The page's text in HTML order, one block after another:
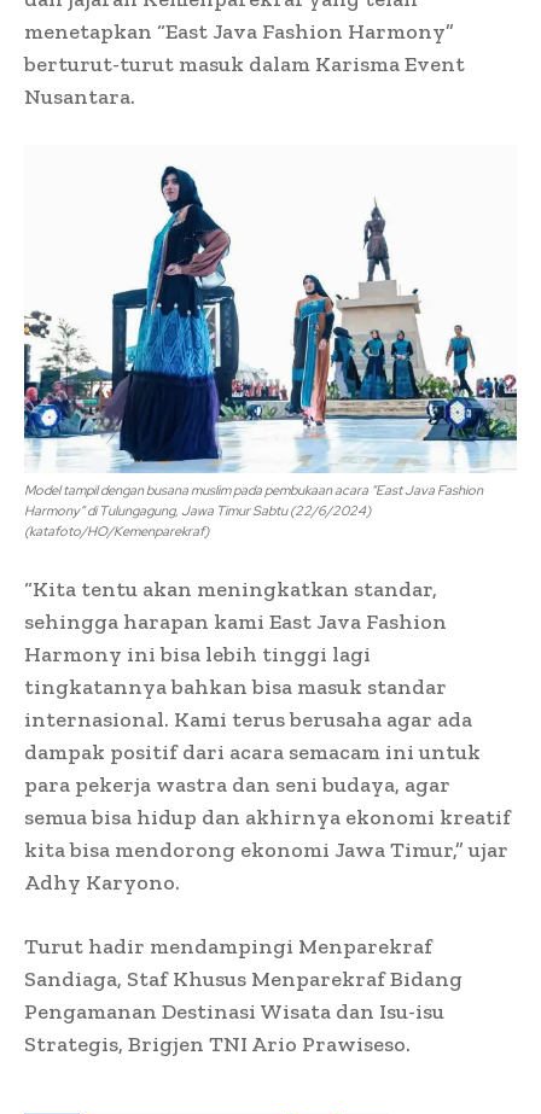
menetapkan “East Java Fashion Harmony”
berturut-turut masuk dalam Karisma Event
Nusantara.
Model tampil dengan busana muslim pada pembukaan acara “East Java Fashion
Harmony” di Tulungagung, Jawa Timur Sabtu (22/6/2024)
(katafoto/HO/Kemenparekraf)
“Kita tentu akan meningkatkan standar,
sehingga harapan kami East Java Fashion
Harmony ini bisa lebih tinggi lagi
tingkatannya bahkan bisa masuk standar
internasional. Kami terus berusaha agar ada
dampak positif dari acara semacam ini untuk
para pekerja wastra dan seni budaya, agar
semua bisa hidup dan akhirnya ekonomi kreatif
kita bisa mendorong ekonomi Jawa Timur,” ujar
Adhy Karyono.
Turut hadir mendampingi Menparekraf
Sandiaga, Staf Khusus Menparekraf Bidang
Pengamanan Destinasi Wisata dan Isu-isu
Strategis, Brigjen TNI Ario Prawiseso.